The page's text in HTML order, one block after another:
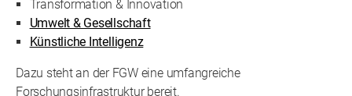
Transformation & Innovation
Umwelt & Gesellschaft
Künstliche Intelligenz
Dazu steht an der FGW eine umfangreiche
Forschungsinfrastruktur bereit.